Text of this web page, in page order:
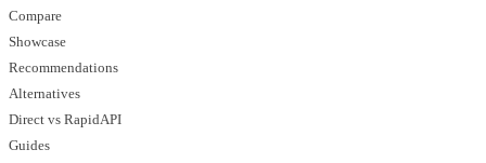
Compare
Showcase
Recommendations
Alternatives
Direct vs RapidAPI
Guides